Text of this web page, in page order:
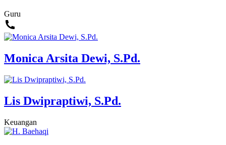
Guru
Monica Arsita Dewi, S.Pd.
Lis Dwipraptiwi, S.Pd.
Keuangan